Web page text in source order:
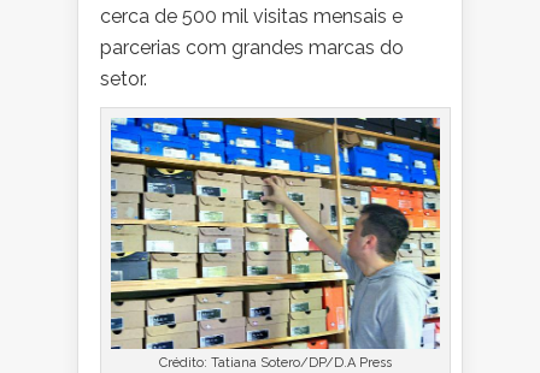
cerca de 500 mil visitas mensais e
parcerias com grandes marcas do
setor.
Crédito: Tatiana Sotero/DP/D.A Press